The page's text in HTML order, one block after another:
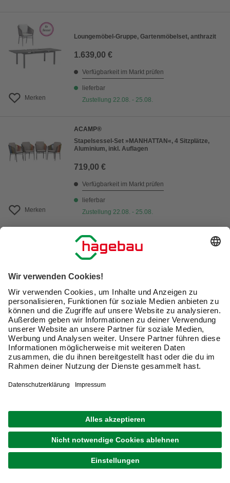
Merken
Loungemöbel-Gruppe, Gartenmöbelset, anthrazit
1.639,00 €
Verfügbarkeit im Markt prüfen
lieferbar
Zustellung 22.08. - 25.08.
Merken
ACAMP®
Stapelsessel-Set »MANHATTAN«, 4 Sitzplätze,
Aluminium, inkl. Auflagen
719,00 €
Verfügbarkeit im Markt prüfen
lieferbar
Zustellung 22.08. - 25.08.
1 von26
Terrassenmöbel online kaufen für Deinen
Garten
Eine Kombination aus einem Tisch und passenden
Sitzgelegenheiten auf bequemen Stühlen oder
großzügigen Bänken mit dicken Polstern lässt Dich
lauschige Sommerabende und Grillfeste mit Deiner
Für jeden Bedarf kannst Du passende
undTerrassenmöbelonline bestellen.
Welche Elemente gehören zu